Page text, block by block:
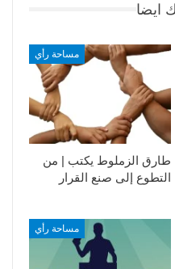
ايضا
مساحة رأي
طارق الزملوط يكتب | من
التطوع إلى صنع القرار
مساحة رأي